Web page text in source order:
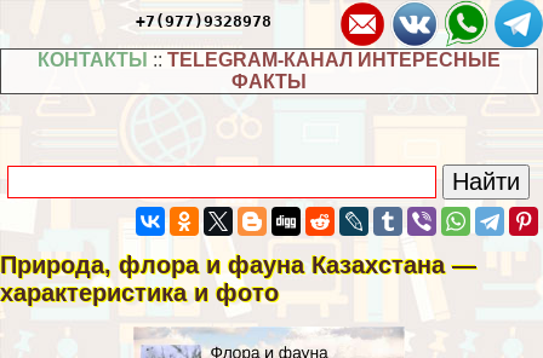
+7(977)9328978
КОНТАКТЫ :: TELEGRAM-КАНАЛ ИНТЕРЕСНЫЕ
ФАКТЫ
Природа, флора и фауна Казахстана —
хаpaктеристика и фото